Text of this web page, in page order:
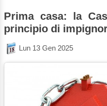
Prima casa: la
principio di
Lun 13 Gen 2025